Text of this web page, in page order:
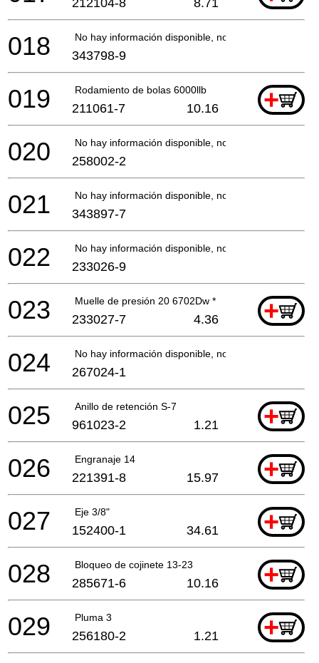
No hay información disponible, no se puede pedir
018 343798-9
Rodamiento de bolas 6000llb +
019 211061-7 10.16
No hay información disponible, no se puede pedir
020 258002-2
No hay información disponible, no se puede pedir
021 343897-7
No hay información disponible, no se puede pedir
022 233026-9
Muelle de presión 20 6702Dw * +
023 233027-7 4.36
No hay información disponible, no se puede pedir
024 267024-1
Anillo de retención S-7 +
025 961023-2 1.21
Engranaje 14 +
026 221391-8 15.97
Eje 3/8" +
027 152400-1 34.61
Bloqueo de cojinete 13-23 +
028 285671-6 10.16
Pluma 3 +
029 256180-2 1.21